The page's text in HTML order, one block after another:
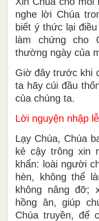
nghe lời Chúa
biết ý thức lại
làm chứng cho
thường ngày của
Giờ đây trước khi
ta hãy cúi đầu
của chúng ta.
Lời nguyện nhập lễ
Lạy Chúa, Chúa
kẻ cậy trông xin
khẩn: loài người
hèn, không thể
không nâng đỡ;
hồng ân, giúp
Chúa truyền, để